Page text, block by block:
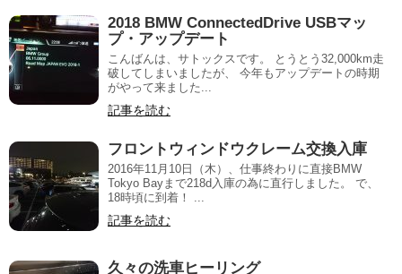
2018 BMW ConnectedDrive USBマッ
プ・アップデート
こんばんは、サトックスです。 とうとう32,000km走
破してしまいましたが、 今年もアップデートの時期
がやって来ました...
記事を読む
フロントウィンドウクレーム交換入庫
2016年11月10日（木）、仕事終わりに直接BMW
Tokyo Bayまで218d入庫の為に直行しました。 で、
18時頃に到着！ ...
記事を読む
久々の洗車ヒーリング